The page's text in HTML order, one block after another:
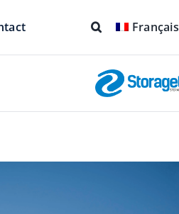
Lutte contre l’incendie
Protection complète
Français